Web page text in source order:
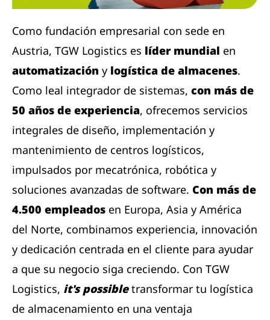
Como fundación empresarial con sede en
Austria, TGW Logistics es líder mundial en
automatización y logística de almacenes.
Como leal integrador de sistemas, con más de
50 años de experiencia, ofrecemos servicios
integrales de diseño, implementación y
mantenimiento de centros logísticos,
impulsados ​​por mecatrónica, robótica y
soluciones avanzadas de software. Con más de
4.500 empleados en Europa, Asia y América
del Norte, combinamos experiencia, innovación
y dedicación centrada en el cliente para ayudar
a que su negocio siga creciendo. Con TGW
Logistics, it's possibletransformar tu logística
de almacenamiento en una ventaja